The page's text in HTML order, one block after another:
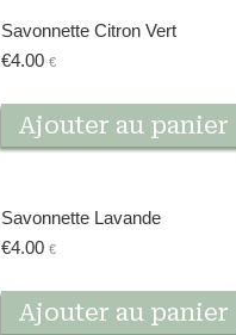
Savonnette Citron Vert
€4.00 €
Ajouter au panier
Savonnette Lavande
€4.00 €
Ajouter au panier